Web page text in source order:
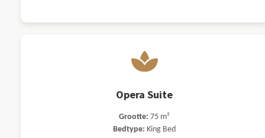
Opera Suite
Grootte: 75 m²
Bedtype: King Bed